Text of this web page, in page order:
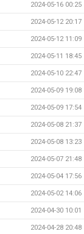
2024-05-16 00:25
2024-05-12 20:17
2024-05-12 11:09
2024-05-11 18:45
2024-05-10 22:47
2024-05-09 19:08
2024-05-09 17:54
2024-05-08 21:37
2024-05-08 13:23
2024-05-07 21:48
2024-05-04 17:56
2024-05-02 14:06
2024-04-30 10:01
2024-04-28 20:48